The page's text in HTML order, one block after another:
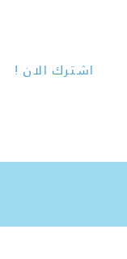
! اشترك الان